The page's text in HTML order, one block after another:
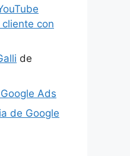
con
de
Ads
de Google